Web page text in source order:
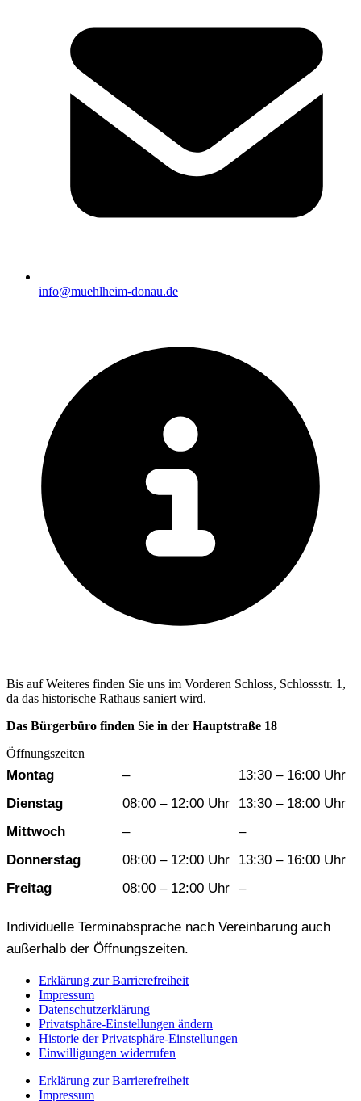
info@muehlheim-donau.de
Bis auf Weiteres finden Sie uns im Vorderen Schloss, Schlossstr. 1,
da das historische Rathaus saniert wird.
Das Bürgerbüro finden Sie in der Hauptstraße 18
Öffnungszeiten
Wochentag Vormittag
Montag –
13:30 – 16:00 Uhr
Dienstag
08:00 – 12:00 Uhr
13:30 – 18:00 Uhr
Mittwoch
–
–
Donnerstag
08:00 – 12:00 Uhr
13:30 – 16:00 Uhr
Freitag
08:00 – 12:00 Uhr –
Individuelle Terminabsprache nach Vereinbarung auch
außerhalb der Öffnungszeiten.
Erklärung zur Barrierefreiheit
Impressum
Datenschutzerklärung
Privatsphäre-Einstellungen ändern
Historie der Privatsphäre-Einstellungen
Einwilligungen widerrufen
Erklärung zur Barrierefreiheit
Impressum